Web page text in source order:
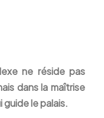
ne réside pas
dans la maîtrise
guide le palais.